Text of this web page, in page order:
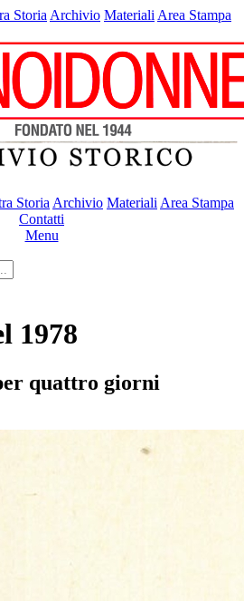
Storia Archivio Materiali Area Stampa
Storia Archivio Materiali Area Stampa
Contatti
Menu
1978
quattro giorni